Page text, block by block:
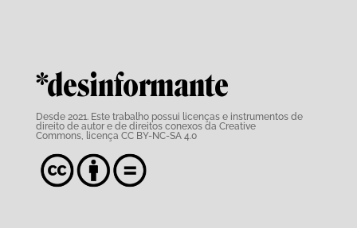
*desinformante
Desde 2021. Este trabalho possui licenças e instrumentos de
direito de autor e de direitos conexos da Creative
Commons, licença CC BY-NC-SA 4.0